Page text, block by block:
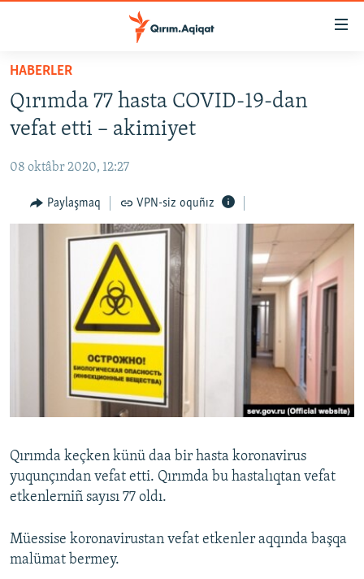
Esas
qaytmaq
Baş
qaytmaq
qaytmaq
HABERLER
SİYASET
CEMİYET
MEDENİYET
İNSAN AQLARI
Українською
QOŞULIÑIZ!
RFE/RS bütün saytları
HABERLER
Qırımda 77 hasta COVID-19-dan
vefat etti – akimiyet
08 oktâbr 2020, 12:27
Paylaşmaq VPN-siz oquñız
Qırımda keçken künü daa bir hasta koronavirus
yuqunçından vefat etti. Qırımda bu hastalıqtan vefat
etkenlerniñ sayısı 77 oldı.
Müessise koronavirustan vefat etkenler aqqında başqa
malümat bermey.